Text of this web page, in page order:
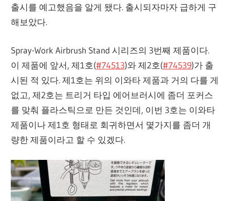
출시를 예고했음을 알게 됐다. 출시되자마자 급하게 구
해보았다.
Spray-Work Airbrush Stand 시리즈의 3번째 제품이다.
이 제품에 앞서, 제1호(#74513)와 제2호(#74539)가 출
시된 적 있다. 제1호는 위의 이와타 제품과 거의 다를 게
없고, 제2호는 트리거 타입 에어브러시에 좀더 포커스
를 맞춰 플라스틱으로 만든 것인데, 이번 3호는 이와타
제품이나 제1호 형태로 회귀하면서 몇가지를 좀더 개
량한 제품이라고 할 수 있겠다.